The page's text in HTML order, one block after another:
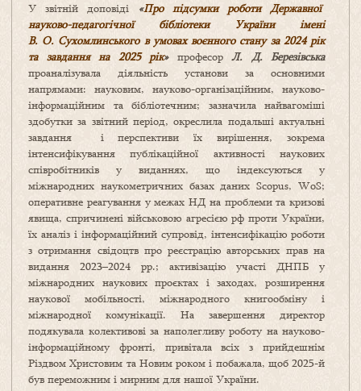
У звітній доповіді «Про підсумки роботи Державної
науково-педагогічної бібліотеки України імені
В. О. Сухомлинського в умовах воєнного стану за 2024 рік
та завдання на 2025 рік» професор Л. Д. Березівська
проаналізувала діяльність установи за основними
напрямами: науковим, науково-організаційним, науково-
інформаційним та бібліотечним; зазначила найвагоміші
здобутки за звітний період, окреслила подальші актуальні
завдання і перспективи їх вирішення, зокрема
інтенсифікування публікаційної активності наукових
співробітників у виданнях, що індексуються у
міжнародних наукометричних базах даних Scopus, WoS;
оперативне реагування у межах НД на проблеми та кризові
явища, спричинені військовою агресією рф проти України,
їх аналіз і інформаційний супровід, інтенсифікацію роботи
з отримання свідоцтв про реєстрацію авторських прав на
видання 2023–2024 рр.; активізацію участі ДНПБ у
міжнародних наукових проєктах і заходах, розширення
наукової мобільності, міжнародного книгообміну і
міжнародної комунікації. На завершення директор
подякувала колективові за наполегливу роботу на науково-
інформаційному фронті, привітала всіх з прийдешнім
Різдвом Христовим та Новим роком і побажала, щоб 2025-й
був переможним і мирним для нашої України.